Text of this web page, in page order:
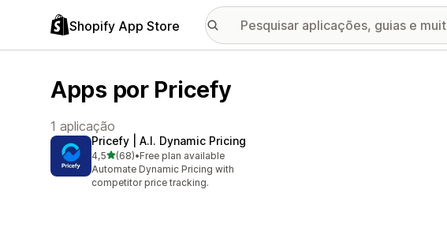
Shopify App Store
Apps por Pricefy
1 aplicação
Pricefy | A.I. Dynamic Pricing
4,5de 5 estrelas
(68)
68 total de avaliações
•Free plan available
Automate Dynamic Pricing with
competitor price tracking.